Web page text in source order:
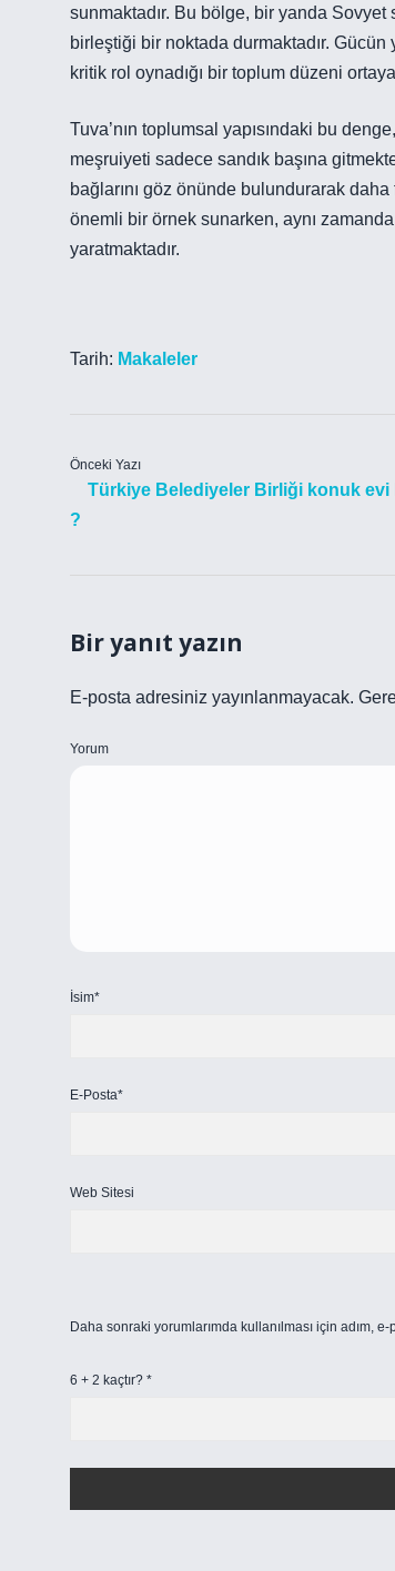
sunmaktadır. Bu bölge, bir yanda Sovyet
birleştiği bir noktada durmaktadır. Gücün
kritik rol oynadığı bir toplum düzeni ortaya
Tuva’nın toplumsal yapısındaki bu
meşruiyeti sadece sandık başına
bağlarını göz önünde bulundurarak
önemli bir örnek sunarken, aynı
yaratmaktadır.
Tarih: Makaleler
Önceki Yazı
Türkiye Belediyeler Birliği konuk evi
?
Bir yanıt yazın
E-posta adresiniz yayınlanmayacak.
Yorum
İsim*
E-Posta*
Web Sitesi
Daha sonraki yorumlarımda kullanılması için adım,
6 + 2 kaçtır? *